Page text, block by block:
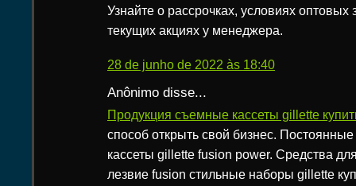
Узнайте о рассрочках, условиях оптовых
текущих акциях у менеджера.
28 de junho de 2022 às 18:40
Anônimo disse...
Продукция съемные кассеты gillette
способ открыть свой бизнес.
кассеты gillette fusion power. Средства
лезвие fusion стильные наборы gillette